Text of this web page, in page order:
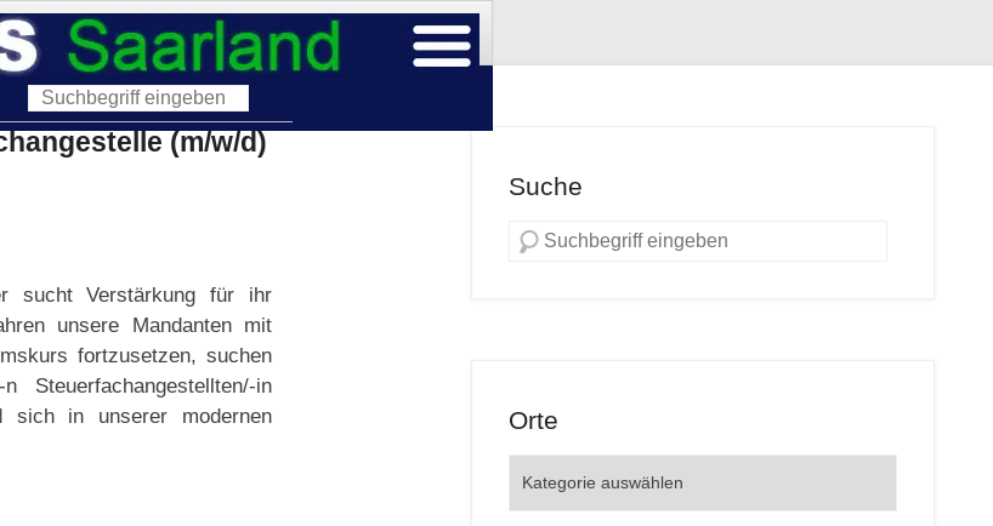
(m/w/d)
sucht Verstärkung für ihr
unsere Mandanten mit
fortzusetzen, suchen
Steuerfachangestellten/-in
sich in unserer modernen
Suche
Orte